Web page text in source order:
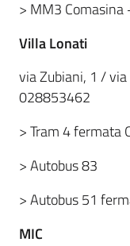
> MM3 Comasina
Villa Lonati
via Zubiani, 1 /
028853462
> Tram 4 fermata
> Autobus 83
> Autobus 51
MIC